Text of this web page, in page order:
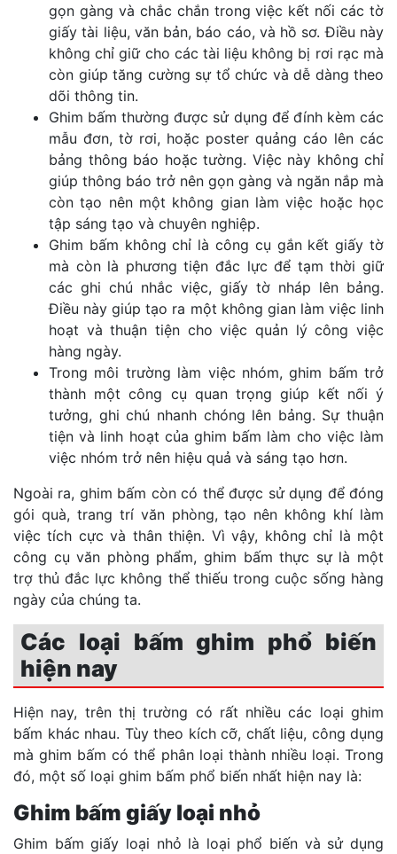
gọn gàng và chắc chắn trong việc kết nối các tờ
giấy tài liệu, văn bản, báo cáo, và hồ sơ. Điều này
không chỉ giữ cho các tài liệu không bị rơi rạc mà
còn giúp tăng cường sự tổ chức và dễ dàng theo
dõi thông tin.
Ghim bấm thường được sử dụng để đính kèm các
mẫu đơn, tờ rơi, hoặc poster quảng cáo lên các
bảng thông báo hoặc tường. Việc này không chỉ
giúp thông báo trở nên gọn gàng và ngăn nắp mà
còn tạo nên một không gian làm việc hoặc học
tập sáng tạo và chuyên nghiệp.
Ghim bấm không chỉ là công cụ gắn kết giấy tờ
mà còn là phương tiện đắc lực để tạm thời giữ
các ghi chú nhắc việc, giấy tờ nháp lên bảng.
Điều này giúp tạo ra một không gian làm việc linh
hoạt và thuận tiện cho việc quản lý công việc
hàng ngày.
Trong môi trường làm việc nhóm, ghim bấm trở
thành một công cụ quan trọng giúp kết nối ý
tưởng, ghi chú nhanh chóng lên bảng. Sự thuận
tiện và linh hoạt của ghim bấm làm cho việc làm
việc nhóm trở nên hiệu quả và sáng tạo hơn.
Ngoài ra, ghim bấm còn có thể được sử dụng để đóng
gói quà, trang trí văn phòng, tạo nên không khí làm
việc tích cực và thân thiện. Vì vậy, không chỉ là một
công cụ văn phòng phẩm, ghim bấm thực sự là một
trợ thủ đắc lực không thể thiếu trong cuộc sống hàng
ngày của chúng ta.
Các loại bấm ghim phổ biến
hiện nay
Hiện nay, trên thị trường có rất nhiều các loại ghim
bấm khác nhau. Tùy theo kích cỡ, chất liệu, công dụng
mà ghim bấm có thể phân loại thành nhiều loại. Trong
đó, một số loại ghim bấm phổ biến nhất hiện nay là:
Ghim bấm giấy loại nhỏ
Ghim bấm giấy loại nhỏ là loại phổ biến và sử dụng